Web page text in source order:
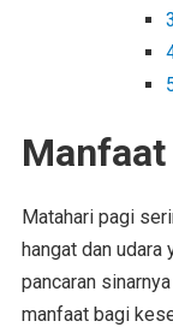
Matahari pagi
hangat dan udara
pancaran
manfaat bagi